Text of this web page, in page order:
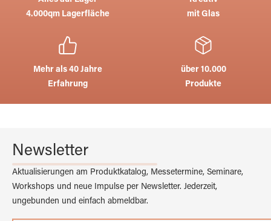
4.000qm Lagerfläche
mit Glas
Mehr als 40 Jahre
Erfahrung
über 10.000
Produkte
Newsletter
Aktualisierungen am Produktkatalog, Messetermine, Seminare,
Workshops und neue Impulse per Newsletter. Jederzeit,
ungebunden und einfach abmeldbar.